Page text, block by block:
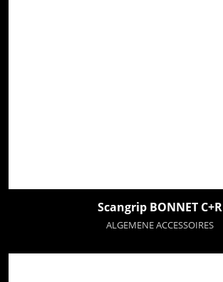
Scangrip BONNET C+R
ALGEMENE ACCESSOIRES